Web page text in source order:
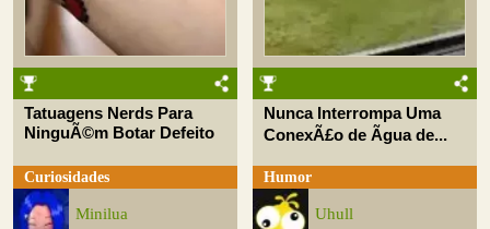
Tatuagens Nerds Para
NinguÃ©m Botar Defeito
Curiosidades
Minilua
Nunca Interrompa Uma
ConexÃ£o de Ãgua de...
Humor
Uhull